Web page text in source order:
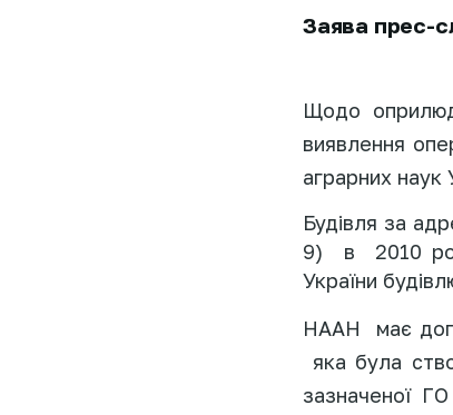
Заява прес-
Щодо
виявлення
аграрних наук
Будівля за
9)
в 2010
України
НААН
має
яка була
зазначеної